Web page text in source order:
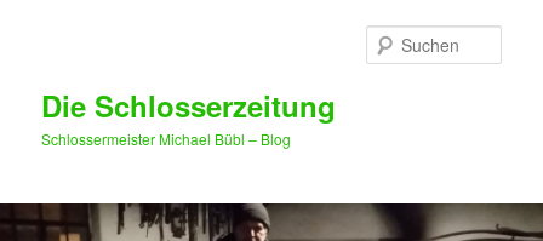
Die Schlosserzeitung
Schlossermeister Michael Bübl – Blog